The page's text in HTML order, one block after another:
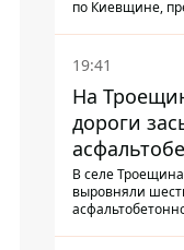
по Киевщине,
19:41
На
дороги
В селе
выровняли